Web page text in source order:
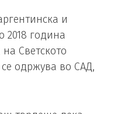
и
2018 година
Светското
одржува во САД,